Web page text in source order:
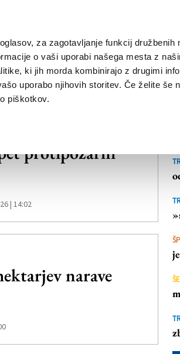
za zagotavljanje funkcij družbenih
o vaši uporabi našega mesta z
ki jih morda kombinirajo z drugimi
uporabo njihovih storitev. Če želite še
piškotkov.
GORIŠKA KULTURA ŠPORT ŠE
protipožarni
| 14:02
narave ŠE